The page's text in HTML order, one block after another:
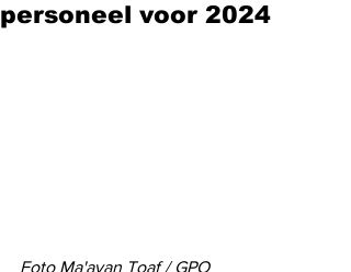
personeel voor 2024
Foto Ma'ayan Toaf / GPO